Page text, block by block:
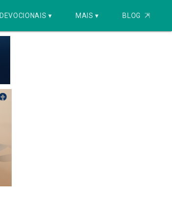
DEVOCIONAIS ▾ MAIS ▾ BLOG ⇱